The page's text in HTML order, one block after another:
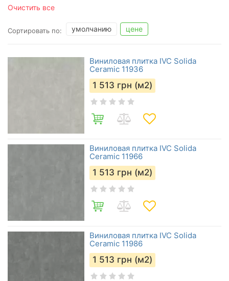
Очистить все
Сортировать по: умолчанию цене
Виниловая плитка IVC Solida
Ceramic 11936
1 513 грн (м2)
Виниловая плитка IVC Solida
Ceramic 11966
1 513 грн (м2)
Виниловая плитка IVC Solida
Ceramic 11986
1 513 грн (м2)